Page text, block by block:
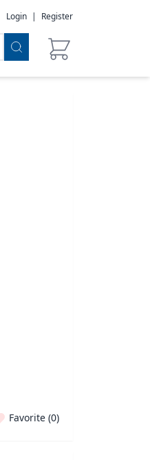
Login | Register
Favorite (0)